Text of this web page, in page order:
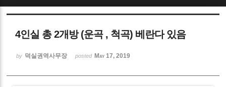
4인실 총 2개방 (운곡 , 척곡) 베란다 있음
by 덕실권역사무장 posted May 17, 2019
Sketchbook5, 스케치북5